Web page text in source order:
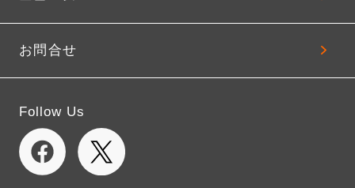
お問合せ
Follow Us